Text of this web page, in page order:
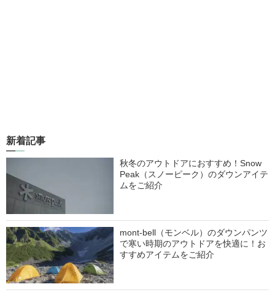
新着記事
秋冬のアウトドアにおすすめ！Snow
Peak（スノーピーク）のダウンアイテ
ムをご紹介
mont-bell（モンベル）のダウンパンツ
で寒い時期のアウトドアを快適に！お
すすめアイテムをご紹介